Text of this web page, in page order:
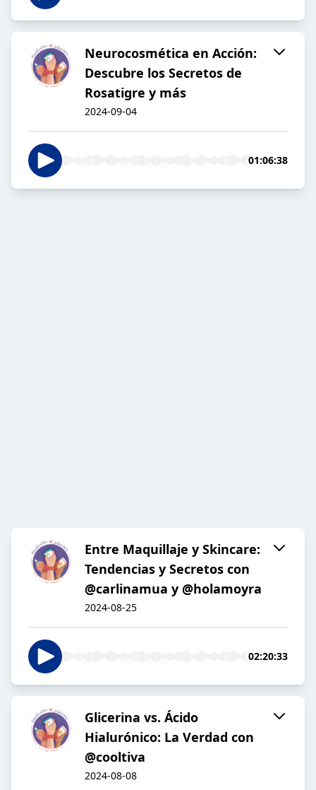
Neurocosmética en Acción:
Descubre los Secretos de
Rosatigre y más
2024-09-04
01:06:38
Entre Maquillaje y Skincare:
Tendencias y Secretos con
@carlinamua y @holamoyra
2024-08-25
02:20:33
Glicerina vs. Ácido
Hialurónico: La Verdad con
@cooltiva
2024-08-08